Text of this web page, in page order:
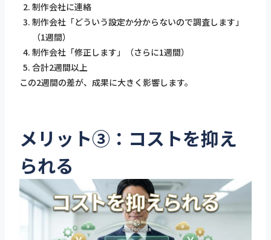
制作会社に連絡
制作会社「どういう設定か分からないので調査します」
（1週間）
制作会社「修正します」（さらに1週間）
合計2週間以上
この2週間の差が、成果に大きく影響します。
メリット③：コストを抑え
られる